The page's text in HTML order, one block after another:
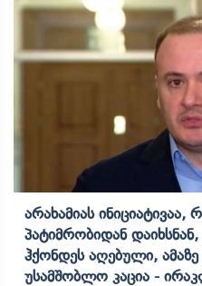
Არახამიას Ინიციატივაა,
Პატიმრობიდან
Ჰქონდეს Აღებული,
Უსამშობლო Კაცია -